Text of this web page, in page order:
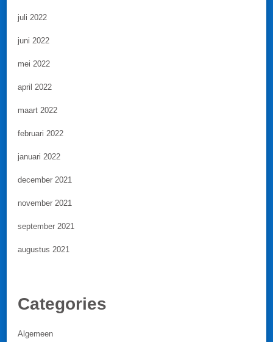
juli 2022
juni 2022
mei 2022
april 2022
maart 2022
februari 2022
januari 2022
december 2021
november 2021
september 2021
augustus 2021
Categories
Algemeen